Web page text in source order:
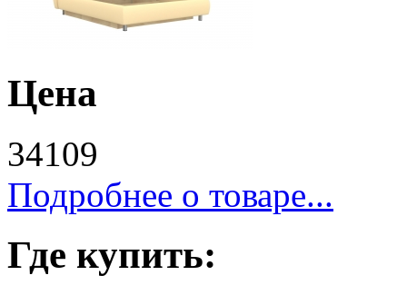
Цена
34109
Подробнее о товаре...
Где купить: